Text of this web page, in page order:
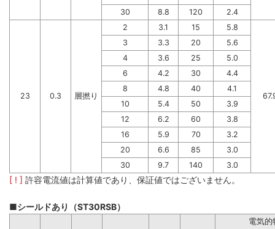
30
8.8 120 2.4
23 0.3 層撚り
2 3.1 15 5.8
3 3.3 20
5.6
4
3.6 25
5.0
6
4.2 30
4.4
8
4.8 40
4.1
10
5.4 50
3.9
12
6.2 60
3.8
16
5.9 70
3.2
20
6.6 85
3.0
30
9.7 140 3.0
[ ! ] 許容電流値は計算値であり、保証値ではございません。
■シールドあり（ST30RSB）
電気的